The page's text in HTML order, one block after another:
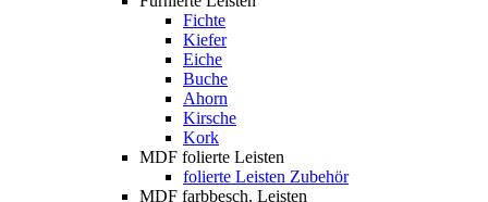
Fichte
Kiefer
Eiche
Buche
Ahorn
Kirsche
Kork
MDF folierte Leisten
folierte Leisten Zubehör
MDF farbbesch. Leisten